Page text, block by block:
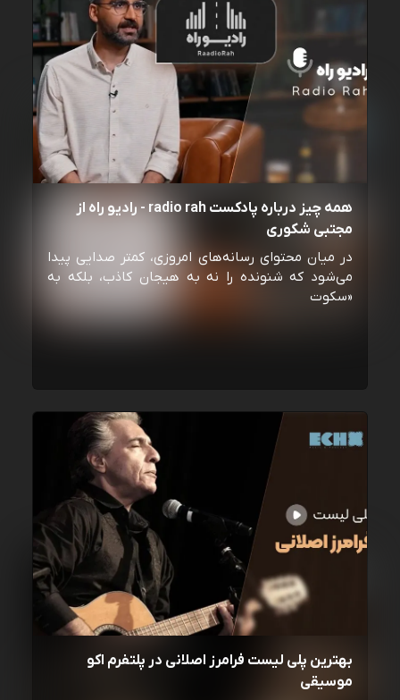
همه چیز درباره پادکست radio rah - رادیو راه از
مجتبی شکوری
در میان محتوای رسانه‌های امروزی، کمتر صدایی پیدا
می‌شود که شنونده را نه به هیجان کاذب، بلکه به
«سکوت
بهترین پلی لیست فرامرز اصلانی در پلتفرم اکو
موسیقی